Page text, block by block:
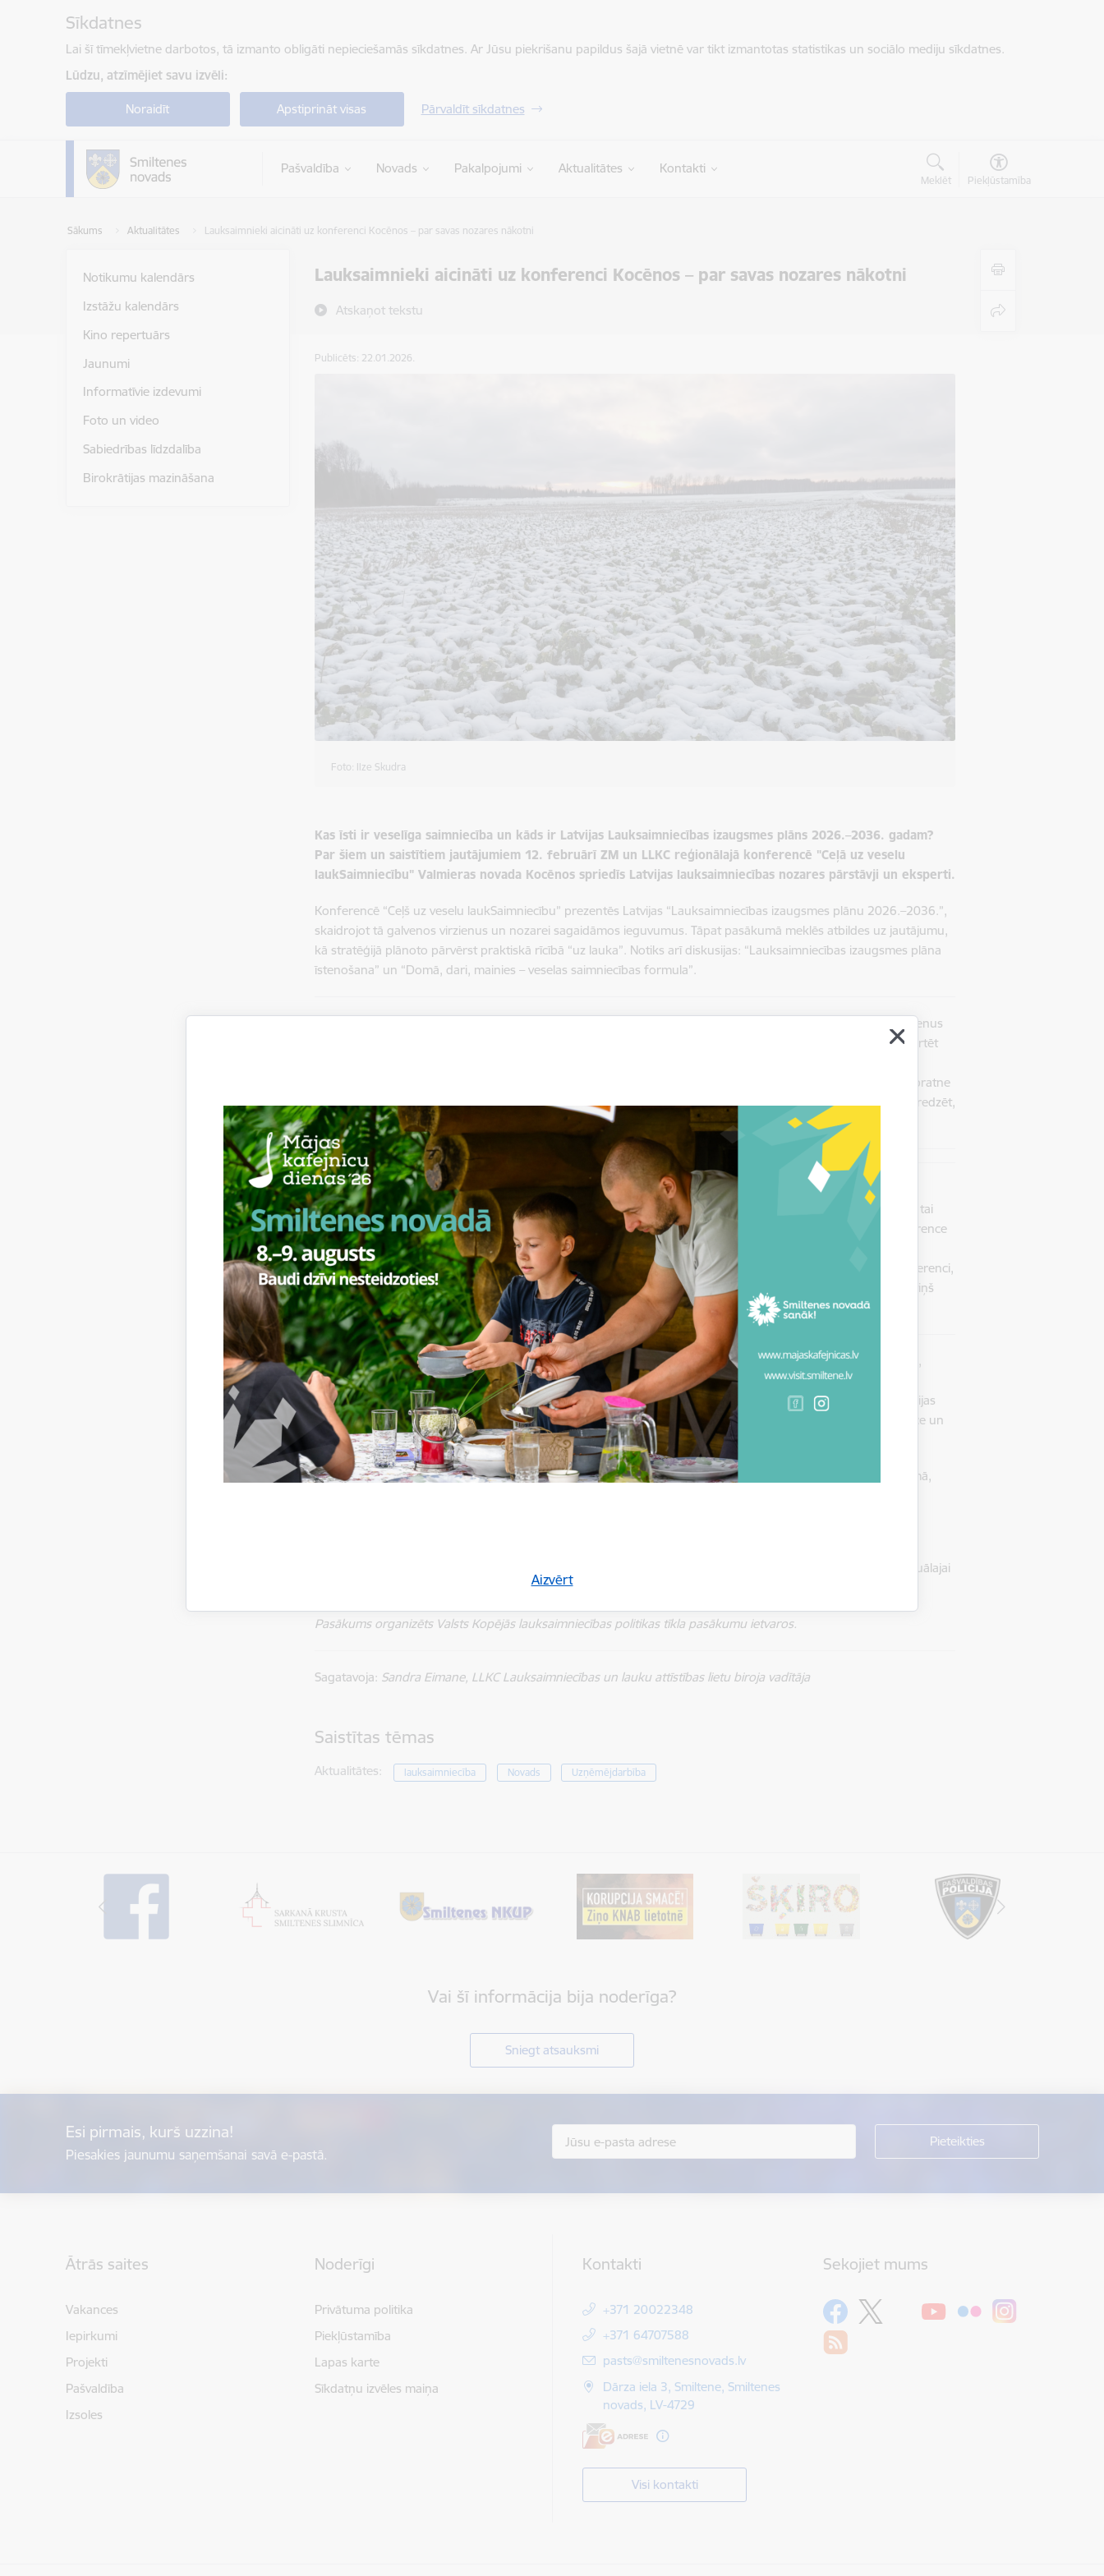
Sīkdatnes
Lai šī tīmekļvietne darbotos, tā izmanto obligāti nepieciešamās sīkdatnes. Ar Jūsu piekrišanu papildus šajā vietnē var tikt izmantotas statistikas un sociālo mediju sīkdatnes.
Lūdzu, atzīmējiet savu izvēli:
Noraidīt Apstiprināt visas Pārvaldīt sīkdatnes
Pašvaldība Novads Pakalpojumi Aktualitātes Kontakti
Meklēt Piekļūstamība
Sākums Aktualitātes Lauksaimnieki aicināti uz konferenci Kocēnos – par savas nozares nākotni
Lauksaimnieki aicināti uz konferenci Kocēnos – par savas nozares nākotni
Atskaņot tekstu
Aizvērt
Notikumu kalendārs
Izstāžu kalendārs
Kino repertuārs
Jaunumi
Informatīvie izdevumi
Foto un video
Sabiedrības līdzdalība
Birokrātijas mazināšana
Publicēts: 22.01.2026.
Foto: Ilze Skudra
Kas īsti ir veselīga saimniecība un kāds ir Latvijas Lauksaimniecības izaugsmes plāns 2026.–2036. gadam?
Par šiem un saistītiem jautājumiem 12. februārī ZM un LLKC reģionālajā konferencē "Ceļā uz veselu
laukSaimniecību" Valmieras novada Kocēnos spriedīs Latvijas lauksaimniecības nozares pārstāvji un eksperti.
Konferencē “Ceļš uz veselu laukSaimniecību” prezentēs Latvijas “Lauksaimniecības izaugsmes plānu 2026.–2036.”,
skaidrojot tā galvenos virzienus un nozarei sagaidāmos ieguvumus. Tāpat pasākumā meklēs atbildes uz jautājumu,
kā stratēģijā plānoto pārvērst praktiskā rīcībā “uz lauka”. Notiks arī diskusijas: “Lauksaimniecības izaugsmes plāna
īstenošana” un “Domā, dari, mainies – veselas saimniecības formula”.
Zemkopības ministrs Armands Krauze: “Tikai lauksaimnieki paši vislabāk spēj izvērtēt savus attīstības virzienus
un potenciālos klupšanas akmeņus. Tāpēc ir būtiski sanākt kopā, dalīties savā pieredzē un padomos, izvērtēt
produkcijas konkurētspēju kā vietējā, tā eksporta tirgū, ir nepieciešama skaidra vīzija, praktiski soļi un sapratne
starp nozarēm, kāda ir tā Latvijas lauksaimniecība, ko vēlamies pēc pieciem, desmit vai divdesmit gadiem redzēt,
un kas mums kopīgi jādara, lai to realizētu.”
“Ikviens no mums reizēm ir spiests pārbaudīt savu veselību – paskatīties uz sevi, cik esmu spēcīgs un
sabalansēts. Tas pats attiecas arī uz zemnieku saimniecību. Pienāk brīdis, kad jāizvērtē, cik tā ir vesela, vai tai
pietiek resursu, lai sasniegtu saimnieka un ģimenes izvirzītos mērķus. Par to arī galvenokārt būs šī konference
– paskatīties uz saimniecībām, sajust, kāds ir Latvijas lauksaimniecības veselības līmenis, arī ko Latvijas
lauksaimniecība dod zemniekiem, pagastiem, novadiem un Latvijai. Aicinu zemniekus ierasties uz šo konferenci,
kur kopā runāsim par nākotnes mērķiem un devumu cits citam,” piebilst LLKC valdes priekšsēdētājs Mārtiņš
Cimermanis.
Konferencē piedalīsies zemkopības ministrs Armands Krauze, LLKC valdes priekšsēdētājs Mārtiņš Cimermanis,
Zemkopības ministrijas Tirgus kopējās organizācijas nodaļas vadītāja Dace Freimane, Latvijas
Apvienotās putnkopības nozares asociācijas valdes priekšsēdētājs Jānis Gaigals, Latvijas Aitu audzētāju asociācijas
valdes priekšsēdētājs Dmitrijs Bortņikovs, LLKC Stratēģijas un komercattīstības direktore Agnese Radžele-Šulce un
LLKC Klientu apkalpošanas atbalsta daļas vadītāja Terēze Riekstiņa.
Konference norisināsies 2026. gada 12. februārī, no pulksten 11.00 līdz pulksten 16.00 Kocēnu kultūras namā,
2026. gadā reģionālā konference “Ceļš uz veselu laukSaimniecību” notiks arī Kurzemē, lūdzu sekojiet līdzi aktuālajai
Pasākums organizēts Valsts Kopējās lauksaimniecības politikas tīkla pasākumu ietvaros.
Sagatavoja: Sandra Eimane, LLKC Lauksaimniecības un lauku attīstības lietu biroja vadītāja
Saistītas tēmas
Aktualitātes: lauksaimniecība Novads Uzņēmējdarbība
Vai šī informācija bija noderīga?
Sniegt atsauksmi
Esi pirmais, kurš uzzina!
Piesakies jaunumu saņemšanai savā e-pastā.
Ātrās saites
Vakances
Iepirkumi
Projekti
Pašvaldība
Izsoles
Noderīgi
Privātuma politika
Piekļūstamība
Lapas karte
Sīkdatņu izvēles maiņa
Kontakti
+371 20022348
+371 64707588
E-pasts:
pasts@smiltenesnovads.lv
Dārza iela 3, Smiltene, Smiltenes
novads, LV-4729
Visi kontakti
Sekojiet mums